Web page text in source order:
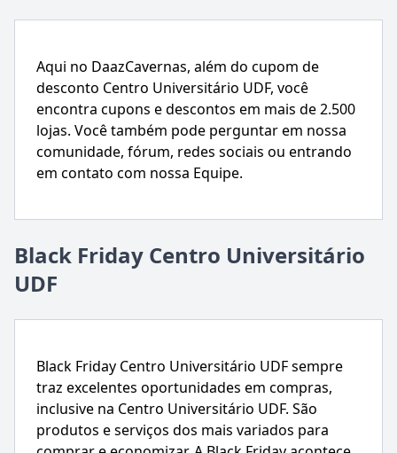
Aqui no DaazCavernas, além do cupom de
desconto Centro Universitário UDF, você
encontra cupons e descontos em mais de 2.500
lojas. Você também pode perguntar em nossa
comunidade, fórum, redes sociais ou entrando
em contato com nossa Equipe.
Black Friday Centro Universitário
UDF
Black Friday Centro Universitário UDF sempre
traz excelentes oportunidades em compras,
inclusive na Centro Universitário UDF. São
produtos e serviços dos mais variados para